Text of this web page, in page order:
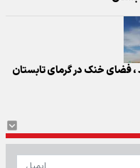
، فضای خنک در گرمای تابستان